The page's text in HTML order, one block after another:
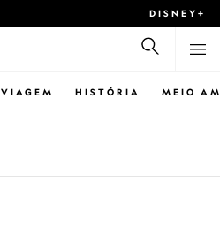
DISNEY+
VIAGEM HISTÓRIA MEIO